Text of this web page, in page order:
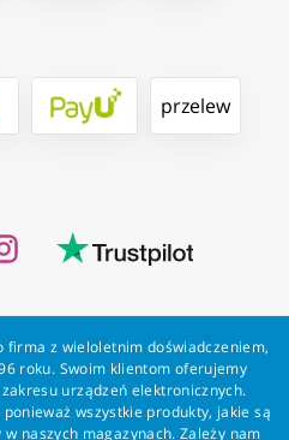
przelew
firma z wieloletnim doświadczeniem,
roku. Swoim klientom oferujemy
urządzeń elektronicznych.
ponieważ wszystkie produkty, jakie są
naszych magazynach. Zależy nam